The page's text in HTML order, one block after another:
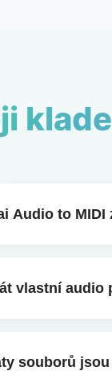
Audio to MIDI
Uživatelé VIP si
vlastní audio
převod z MP3
souborů